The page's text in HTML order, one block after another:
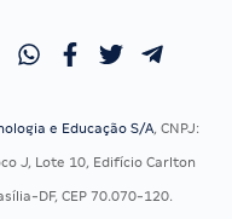
OAB
e Educação S/A, CNPJ:
J, Lote 10, Edifício Carlton
DF, CEP 70.070-120.